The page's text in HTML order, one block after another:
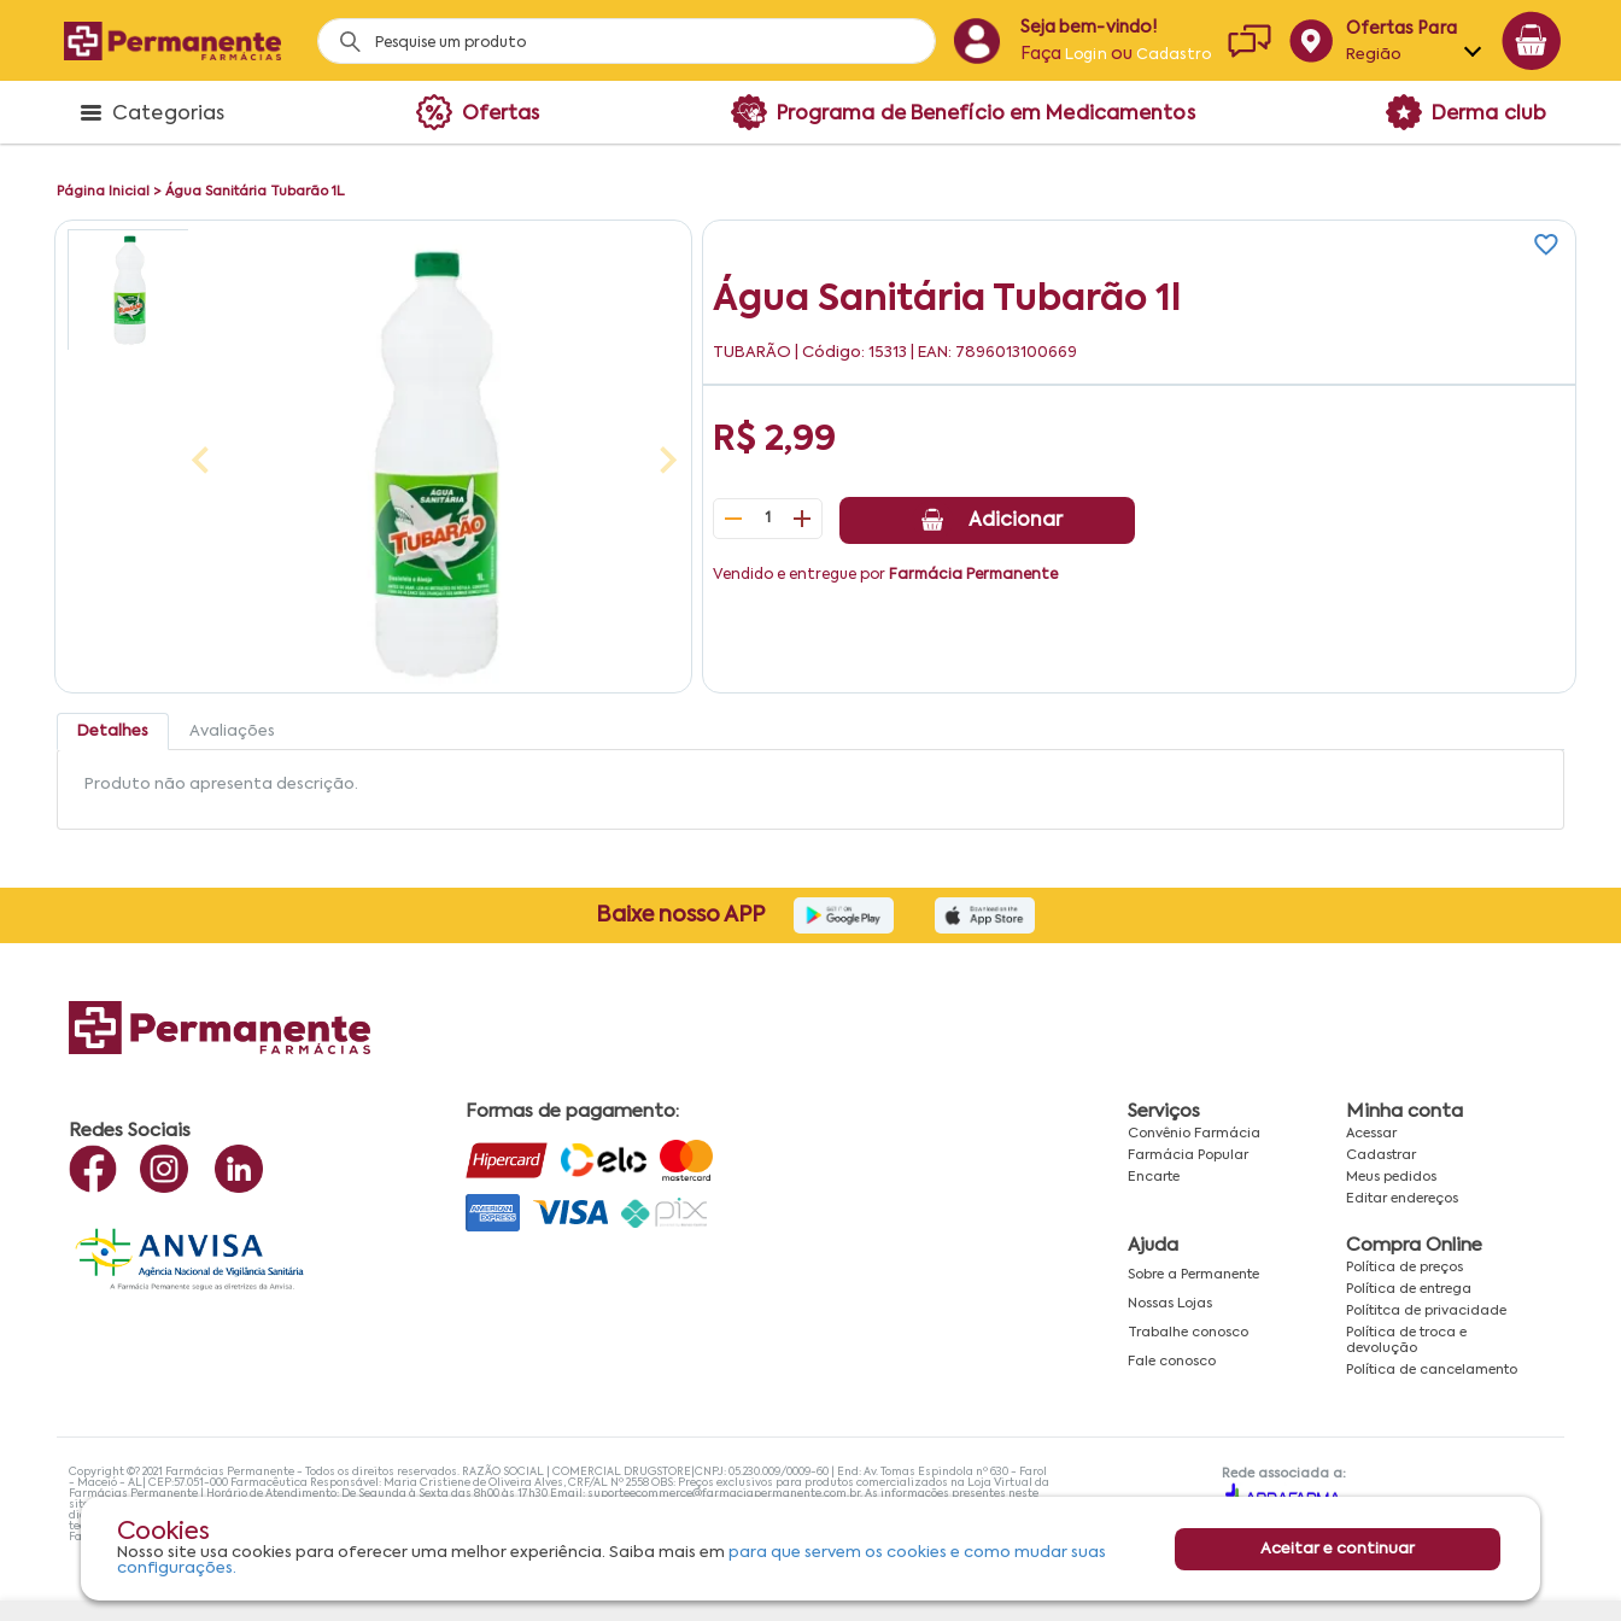
Seja bem-vindo!
Faça Login ouCadastro
Ofertas Para
Região
Alagoas
Categorias Ofertas Programa de Benefício em Medicamentos Derma club
Página Inicial > Água Sanitária Tubarão 1L
Água Sanitária Tubarão 1l
TUBARÃO | Código: 15313 | EAN: 7896013100669
R$ 2,99
1 Adicionar
Vendido e entregue por Farmácia Permanente
Detalhes Avaliações
Produto não apresenta descrição.
Cookies
Nosso site usa cookies para oferecer uma melhor experiência. Saiba mais empara que servem os cookies e como mudar suas
configurações.
Aceitar e continuar
Baixe nosso APP
Redes Sociais
Formas de pagamento: Serviços
Convênio Farmácia
Farmácia Popular
Encarte
Minha conta
Acessar
Cadastrar
Meus pedidos
Editar endereços
Ajuda
Sobre a Permanente
Nossas Lojas
Trabalhe conosco
Fale conosco
Compra Online
Política de preços
Política de entrega
Polítitca de privacidade
Política de troca e
devolução
Política de cancelamento
Copyright ©? 2021 Farmácias Permanente - Todos os direitos reservados. RAZÃO SOCIAL | COMERCIAL DRUGSTORE|CNPJ: 05.230.009/0009-60 | End: Av. Tomas Espindola nº 630 - Farol
- Maceió - AL| CEP:57.051-000 Farmacêutica Responsável: Maria Cristiene de Oliveira Alves, CRF/AL Nº 2558 OBS: Preços exclusivos para produtos comercializados na Loja Virtual da
Farmácias Permanente | Horário de Atendimento: De Segunda à Sexta das 8h00 às 17h30 Email: suporteecommerce@farmaciapermanente.com.br. As informações presentes neste
site não devem ser utilizadas para automedicação e, de forma alguma, substituem as orientações de um profissional da área médica. Apenas o médico está capacitado para
diagnosticar problemas de saúde e prescrever o tratamento adequado. Se os sintomas persistirem, um médico deve ser consultado. A Farmácia Permanente trabalha com as
tecnologias mais avançadas de proteção de dados, para que você possa realizar suas compras com tranquilidade. A privacidade e a segurança dos clientes são compromissos da
Farmácias Permanente. Todos os pedidos efetuados estão sujeitos à confirmação da disponibilidade de produto em nosso estoque.
Rede associada a: